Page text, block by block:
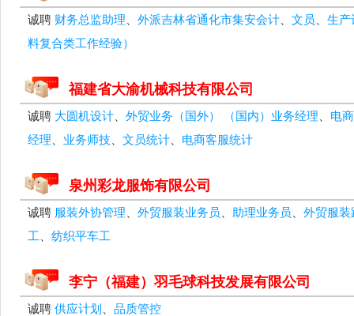
诚聘 财务总监助理 外派吉林省通化市集安会计、 文员
生产
料复合类工作经验）
福建省大渝机械科技有限公司
诚聘 大圆机设计、 外贸业务（国外） （国内）业务经理
电
经理
业务师技、 文员统计、 电商客服统计
泉州彩龙服饰有限公司
诚聘 服装外协管理 外贸服装业务员 助理业务员
外贸服装
工
纺织平车工
李宁（福建）羽毛球科技发展有限公司
诚聘 供应计划 品质管控